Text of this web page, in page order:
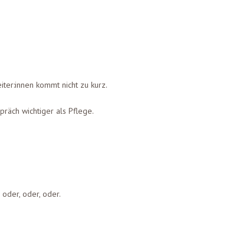
kommt nicht zu kurz.
wichtiger als Pflege.
oder, oder.